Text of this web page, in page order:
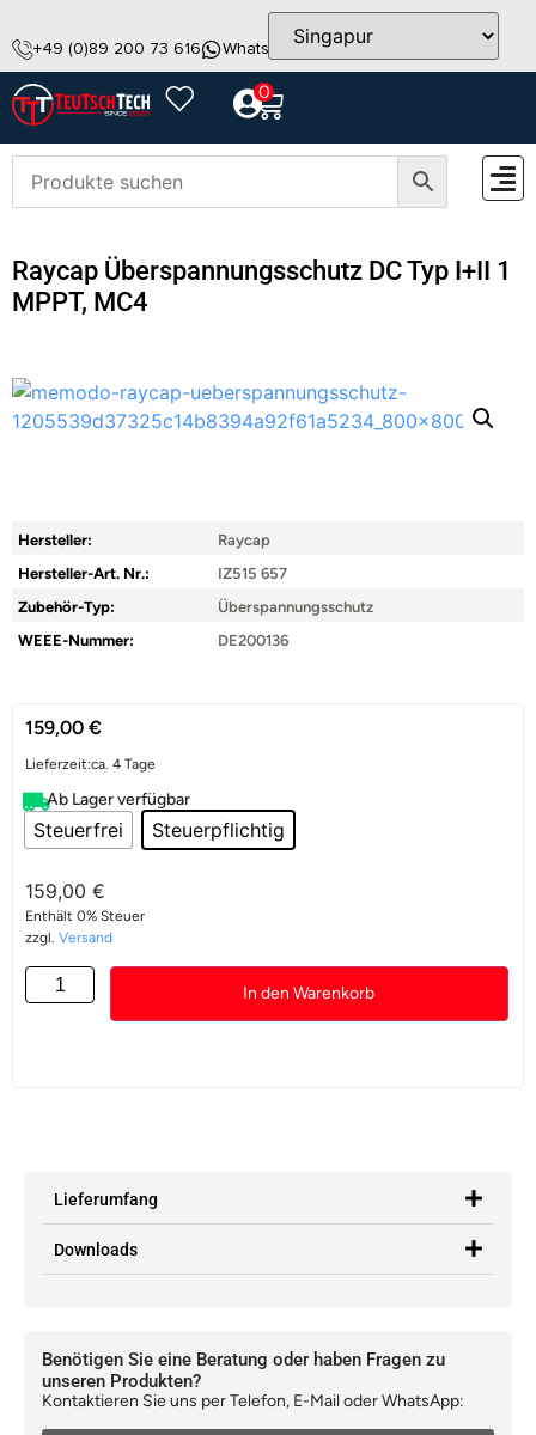
+49 (0)89 200 73 616 WhatsApp info@teutschtech.com
0
Raycap Überspannungsschutz DC Typ I+II 1
MPPT, MC4
Hersteller:
Raycap
Hersteller-Art. Nr.:
IZ515 657
Zubehör-Typ:
Überspannungsschutz
WEEE-Nummer:
DE200136
159,00 €
Lieferzeit:ca. 4 Tage
Ab Lager verfügbar
Steuerfrei Steuerpflichtig
159,00 €
Enthält 0% Steuer
zzgl. Versand
In den Warenkorb
Lieferumfang
Downloads
Benötigen Sie eine Beratung oder haben Fragen zu
unseren Produkten?
Kontaktieren Sie uns per Telefon, E-Mail oder WhatsApp: